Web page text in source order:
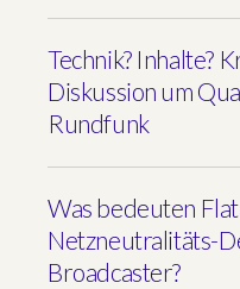
Technik? Inhalte?
Diskussion um
Rundfunk
Was bedeuten
Netzneutralitäts-
Broadcaster?